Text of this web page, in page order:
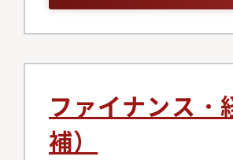
投資も
カイブ
の連結
会社
化など
ファイナンス・
補）